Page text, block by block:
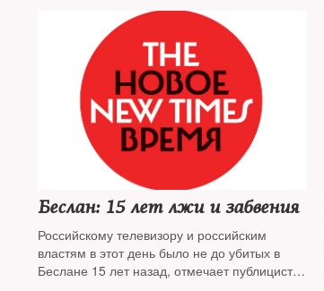
Беслан: 15 лет лжи и забвения
Российскому телевизору и российским
властям в этот день было не до убитых в
Беслане 15 лет назад, отмечает публицист